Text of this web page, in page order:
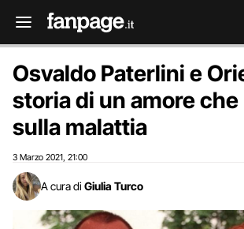
Osvaldo Paterlini e
storia di un amore
sulla malattia
3 Marzo 2021 21:00
A cura di Giulia Turco